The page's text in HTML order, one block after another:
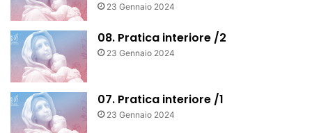
23 Gennaio 2024
08. Pratica interiore /2
23 Gennaio 2024
07. Pratica interiore /1
23 Gennaio 2024